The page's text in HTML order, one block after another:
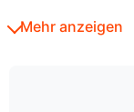
Albanisch.
Besichtigung &
Bitte vereinbaren
Mehr anzeigen